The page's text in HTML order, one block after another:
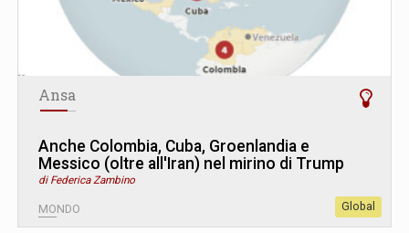
Ansa
Anche Colombia, Cuba, Groenlandia e
Messico (oltre all'Iran) nel mirino di Trump
di Federica Zambino
MONDO Global